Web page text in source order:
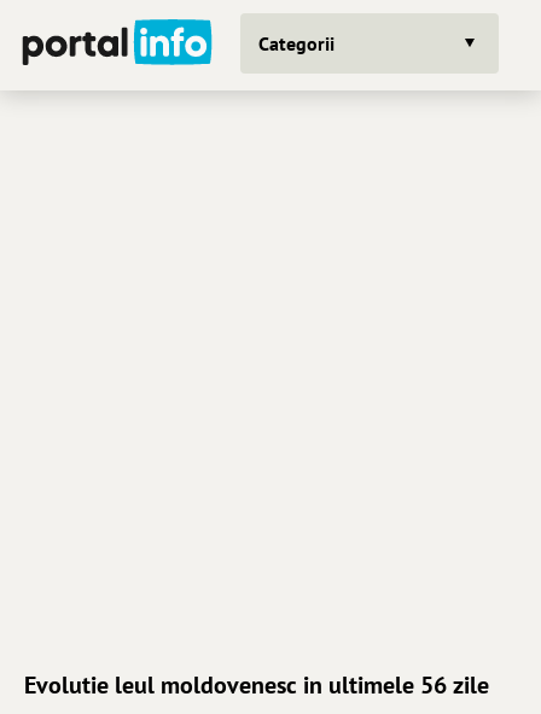
Categorii
Evolutie leul moldovenesc in ultimele 56 zile